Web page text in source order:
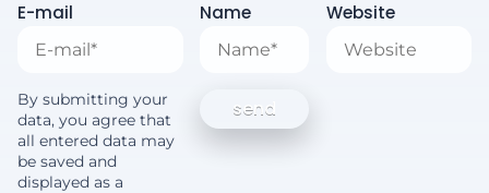
E-mail Name Website
By submitting your
data, you agree that
all entered data may
be saved and
displayed as a